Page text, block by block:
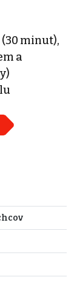
minut),
a